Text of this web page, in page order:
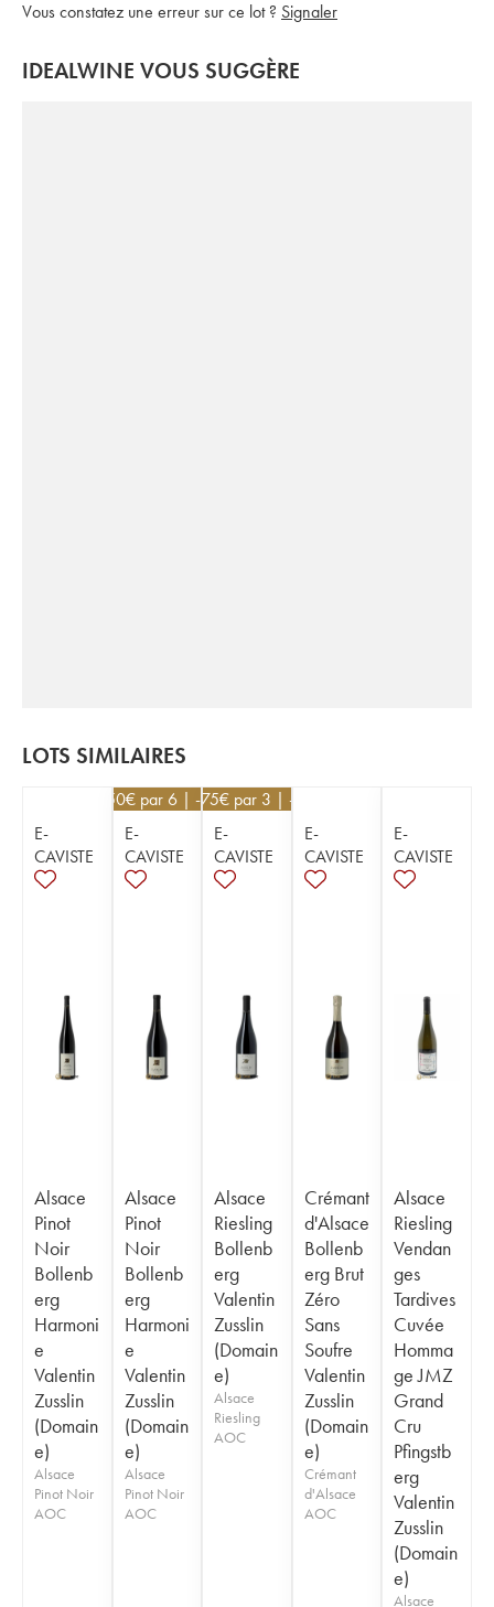
Vous constatez une erreur sur ce lot ? Signaler
IDEALWINE VOUS SUGGÈRE
LOTS SIMILAIRES
E-
CAVISTE
Alsace
Pinot
Noir
Bollenb
erg
Harmoni
e
Valentin
Zusslin
(Domain
e)
Alsace
Pinot Noir
AOC
58,50€ par 6 | -10%
E-
CAVISTE
Alsace
Pinot
Noir
Bollenb
erg
Harmoni
e
Valentin
Zusslin
(Domain
e)
Alsace
Pinot Noir
AOC
23,75€ par 3 | -5%
E-
CAVISTE
Alsace
Riesling
Bollenb
erg
Valentin
Zusslin
(Domain
e)
Alsace
Riesling
AOC
E-
CAVISTE
Crémant
d'Alsace
Bollenb
erg Brut
Zéro
Sans
Soufre
Valentin
Zusslin
(Domain
e)
Crémant
d'Alsace
AOC
E-
CAVISTE
Alsace
Riesling
Vendan
ges
Tardives
Cuvée
Homma
ge JMZ
Grand
Cru
Pfingstb
erg
Valentin
Zusslin
(Domain
e)
Alsace